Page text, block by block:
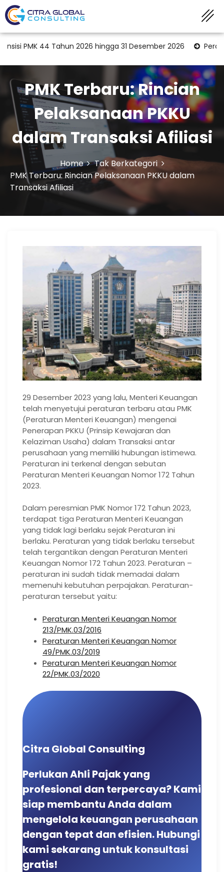
44 Tahun 2026 hingga 31 Desember 2026 Peran KAP
PMK Terbaru: Rincian
Pelaksanaan PKKU
dalam Transaksi Afiliasi
Home
Tak Berkategori
PMK Terbaru: Rincian Pelaksanaan PKKU dalam
Transaksi Afiliasi
29 Desember 2023 yang lalu, Menteri Keuangan
telah menyetujui peraturan terbaru atau PMK
(Peraturan Menteri Keuangan) mengenai
Penerapan PKKU (Prinsip Kewajaran dan
Kelaziman Usaha) dalam Transaksi antar
perusahaan yang memiliki hubungan istimewa.
Peraturan ini terkenal dengan sebutan
Peraturan Menteri Keuangan Nomor 172 Tahun
2023.
Dalam peresmian PMK Nomor 172 Tahun 2023,
terdapat tiga Peraturan Menteri Keuangan
yang tidak lagi berlaku sejak Peraturan ini
berlaku. Peraturan yang tidak berlaku tersebut
telah tergantikan dengan Peraturan Menteri
Keuangan Nomor 172 Tahun 2023. Peraturan –
peraturan ini sudah tidak memadai dalam
memenuhi kebutuhan perpajakan. Peraturan-
peraturan tersebut yaitu:
Peraturan Menteri Keuangan Nomor
213/PMK.03/2016
Peraturan Menteri Keuangan Nomor
49/PMK.03/2019
Peraturan Menteri Keuangan Nomor
22/PMK.03/2020
Citra Global Consulting
Perlukan Ahli Pajak yang
profesional dan terpercaya? Kami
siap membantu Anda dalam
mengelola keuangan perusahaan
dengan tepat dan efisien. Hubungi
kami sekarang untuk konsultasi
gratis!